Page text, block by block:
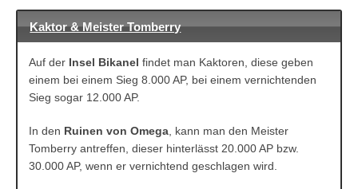
Kaktor & Meister Tomberry
Auf der Insel Bikanel findet man Kaktoren, diese geben
einem bei einem Sieg 8.000 AP, bei einem vernichtenden
Sieg sogar 12.000 AP.
In den Ruinen von Omega, kann man den Meister
Tomberry antreffen, dieser hinterlässt 20.000 AP bzw.
30.000 AP, wenn er vernichtend geschlagen wird.